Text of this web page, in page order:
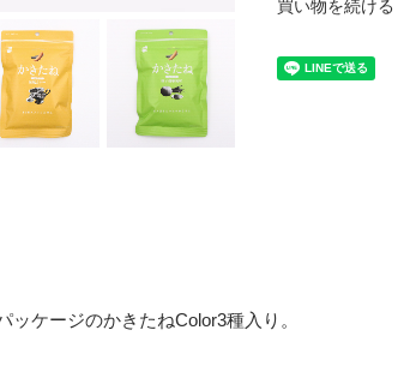
買い物を続ける
ケージのかきたねColor3種入り。